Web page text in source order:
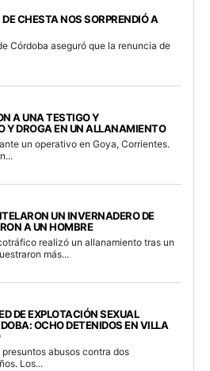
CHESTA NOS SORPRENDIÓ A
Córdoba aseguró que la renuncia de
A UNA TESTIGO Y
Y DROGA EN UN ALLANAMIENTO
un operativo en Goya, Corrientes.
UN INVERNADERO DE
A UN HOMBRE
realizó un allanamiento tras un
más...
DE EXPLOTACIÓN SEXUAL
OCHO DETENIDOS EN VILLA
abusos contra dos
Los...